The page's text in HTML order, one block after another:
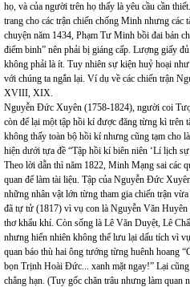
họ, và của người trên họ thấy là yêu cầu cần
trang cho các trận chiến chống Minh nhưng các
chuyện năm 1434, Phạm Tư Minh bồi đai bán
điểm binh” nên phải bị giáng cấp. Lượng giấy
không phải là ít. Tuy nhiên sự kiện huỷ hoại
với chúng ta ngắn lại. Ví dụ về các chiến trận
XVIII, XIX.
Nguyễn Đức Xuyên (1758-1824), người coi
còn để lại một tập hồi kí được đăng từng kì trên
không thấy toàn bộ hồi kí nhưng cũng tạm cho
hiện dưới tựa đề “Tập hồi kí biên niên ‘Lí lịch
Theo lời dẫn thì năm 1822, Minh Mạng sai các
quan để làm tài liệu. Tập của Nguyễn Đức
những nhân vật lớn từng tham gia chiến trận
đã tự tử (1817) vì vụ con là Nguyễn Văn Huyên
thơ khẩu khí. Còn sống là Lê Văn Duyệt, Lê
nhưng hiển nhiên không thể lưu lại dấu tích vì
quan báo thù hai ông tướng từng huênh hoang
bọn Trịnh Hoài Đức... xanh mặt ngay!” Lại
chẳng hạn. (Tuy gốc chăn trâu nhưng làm quan